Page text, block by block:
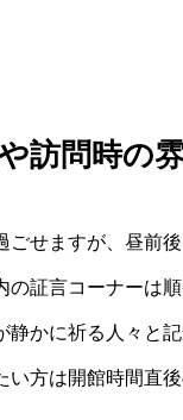
訪問時の
せますが、昼前
証言コーナーは
かに祈る人々と
方は開館時間直